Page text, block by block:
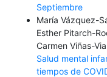
Septiembre
María Vázquez-
Esther Pitarch-
Carmen Viñas-
Salud mental
tiempos de